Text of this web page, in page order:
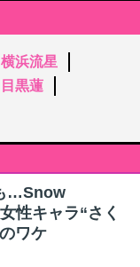
横浜流星
目黒蓮
…Snow
性キャラ“さく
ワケ